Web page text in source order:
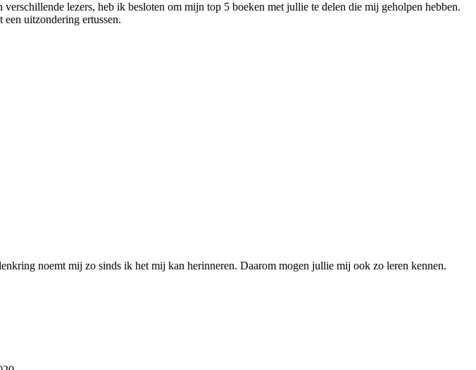
lezers, heb ik besloten om mijn top 5 boeken met jullie te delen die mij geholpen hebben.
uitzondering ertussen.
noemt mij zo sinds ik het mij kan herinneren. Daarom mogen jullie mij ook zo leren kennen.